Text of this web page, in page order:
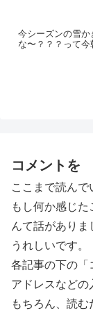
今シーズンの雪
な〜？？？って
コメントを
ここまで読んで
もし何か感じ
んて話がありま
うれしいです。
各記事の下の「
アドレスなどの
もちろん、読む